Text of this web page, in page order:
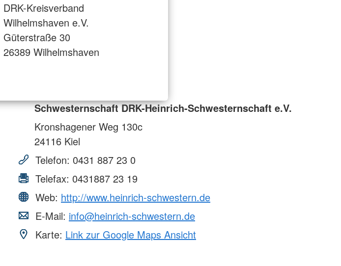
DRK-Kreisverband
Wilhelmshaven e.V.
Güterstraße 30
26389 Wilhelmshaven
Schwesternschaft DRK-Heinrich-Schwesternschaft e.V.
Kronshagener Weg 130c
24116 Kiel
Telefon: 0431 887 23 0
Telefax: 0431887 23 19
Web: http://www.heinrich-schwestern.de
E-Mail: info@heinrich-schwestern.de
Karte: Link zur Google Maps Ansicht